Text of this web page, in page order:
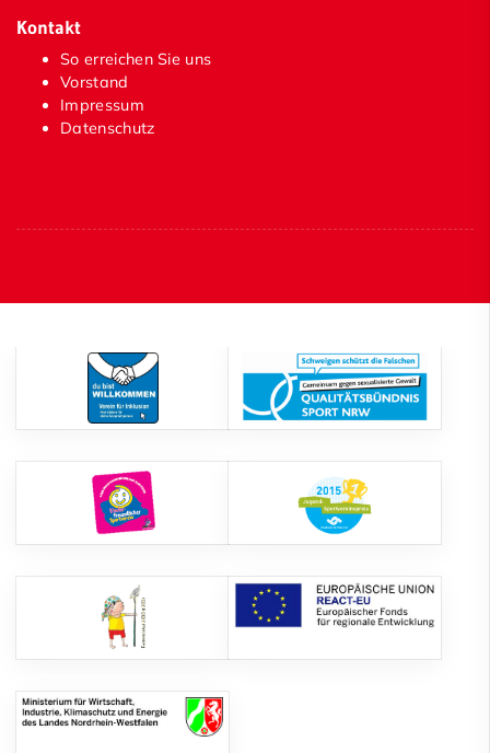
Kontakt
So erreichen Sie uns
Vorstand
Impressum
Datenschutz